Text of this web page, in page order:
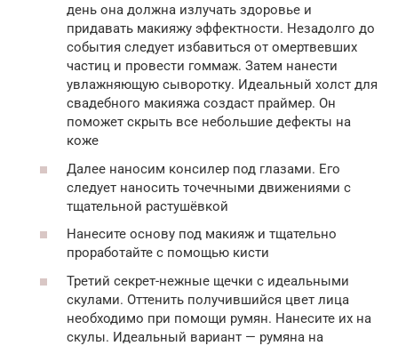
день она должна излучать здоровье и
придавать макияжу эффектности. Незадолго до
события следует избавиться от омертвевших
частиц и провести гоммаж. Затем нанести
увлажняющую сыворотку. Идеальный холст для
свадебного макияжа создаст праймер. Он
поможет скрыть все небольшие дефекты на
коже
Далее наносим консилер под глазами. Его
следует наносить точечными движениями с
тщательной растушёвкой
Нанесите основу под макияж и тщательно
проработайте с помощью кисти
Третий секрет-нежные щечки с идеальными
скулами. Оттенить получившийся цвет лица
необходимо при помощи румян. Нанесите их на
скулы. Идеальный вариант — румяна на